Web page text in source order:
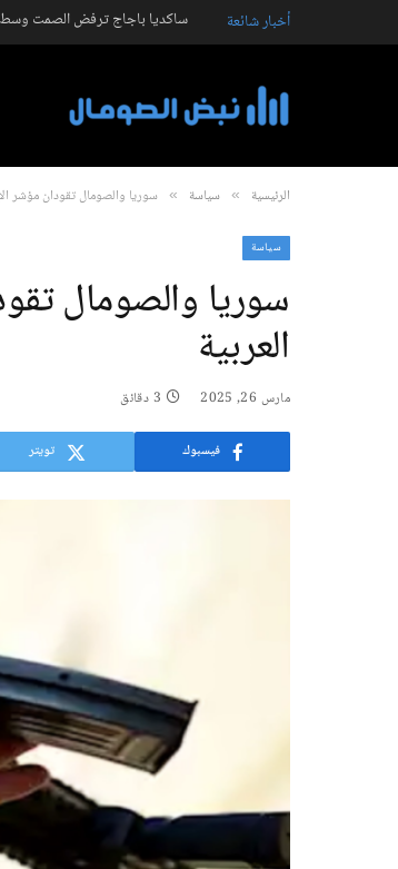
أخبار شائعة ساكديا باجاج ترفض الصمت وسط
الرئيسية » سياسة » سوريا والصومال تقودان مؤشر الإرهاب 2024 في
سياسة
العربية
مارس 26, 2025 3 دقائق
فيسبوك تويتر